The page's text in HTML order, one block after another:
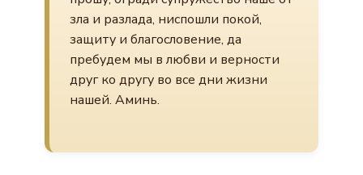
зла и разлада, ниспошли покой,
защиту и благословение, да
пребудем мы в любви и верности
друг ко другу во все дни жизни
нашей. Аминь.